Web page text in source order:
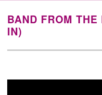
BAND FROM
IN)